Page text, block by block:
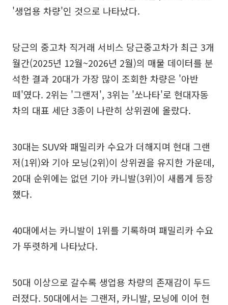
'생업용 차량'인 것으로 나타났다.
당근의 중고차 직거래 서비스 당근중고차가 최근 3개
월간(2025년 12월~2026년 2월)의 매물 데이터를 분
석한 결과 20대가 가장 많이 조회한 차량은 '아반
떼'였다. 2위는 '그랜저', 3위는 '쏘나타'로 현대자동
차의 대표 세단 3종이 나란히 상위권에 올랐다.
30대는 SUV와 패밀리카 수요가 더해지며 현대 그랜
저(1위)와 기아 모닝(2위)이 상위권을 유지한 가운데,
20대 순위에는 없던 기아 카니발(3위)이 새롭게 등장
했다.
40대에서는 카니발이 1위를 기록하며 패밀리카 수요
가 뚜렷하게 나타났다.
50대 이상으로 갈수록 생업용 차량의 존재감이 두드
러졌다. 50대에서는 그랜저, 카니발, 모닝에 이어 현